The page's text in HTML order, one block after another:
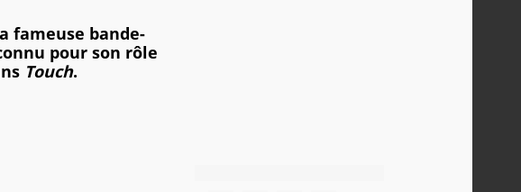
fameuse bande-
pour son rôle
Touch.